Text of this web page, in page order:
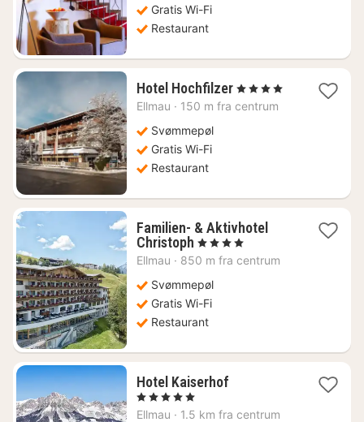
Gratis Wi-Fi
Restaurant
Hotel Hochfilzer1
nat
, 4 Stjerner
Ellmau · 150 m fra centrum
Svømmepøl
Gratis Wi-Fi
Restaurant
Familien- & Aktivhotel
Christoph 1
nat
2641
kr.
, 4 Stjerner
Ellmau · 850 m fra centrum
Svømmepøl
Gratis Wi-Fi
Restaurant
Hotel Kaiserhof1
fra
, 5 Stjerner
Ellmau · 1.5 km fra centrum